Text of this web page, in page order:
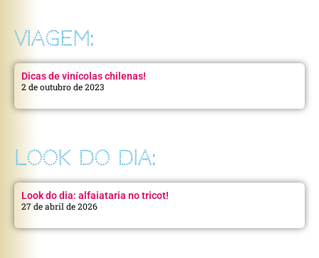
VIAGEM:
Dicas de vinícolas chilenas!
2 de outubro de 2023
LOOK DO DIA:
Look do dia: alfaiataria no tricot!
27 de abril de 2026